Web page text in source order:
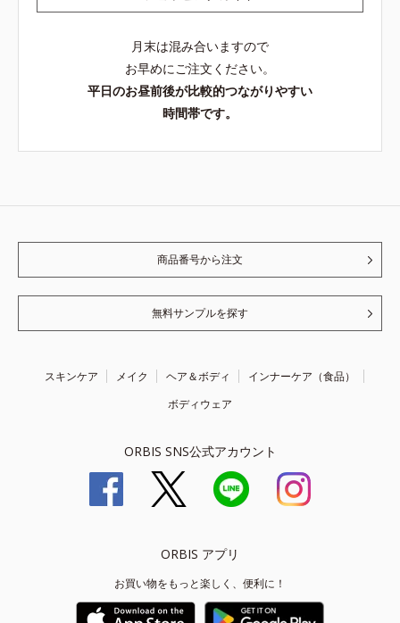
月末は混み合いますので
お早めにご注文ください。
平日のお昼前後が比較的つながりやすい
時間帯です。
商品番号から注文
無料サンプルを探す
スキンケア メイク ヘア＆ボディ
インナーケア（食品）
ボディウェア
ORBIS SNS公式アカウント
ORBIS アプリ
お買い物をもっと楽しく、便利に！